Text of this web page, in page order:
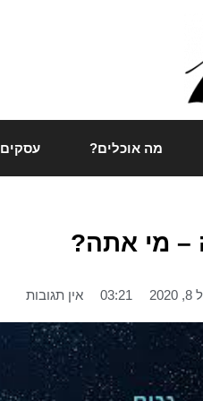
מה אוכלים? עסקים
– מי אתה?
03:21 אין תגובות